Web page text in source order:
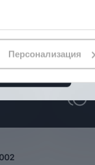
Персонализация